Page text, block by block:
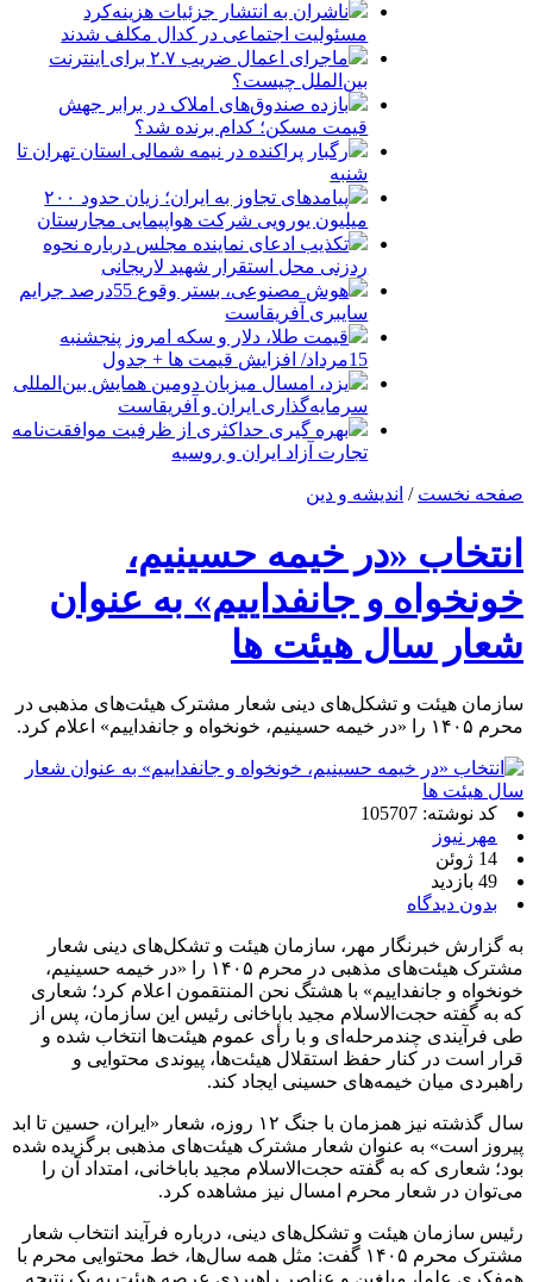
ناشران به انتشار جزئیات هزینه‌کرد
مسئولیت اجتماعی در کدال مکلف شدند
ماجرای اعمال ضریب ۲.۷ برای اینترنت
بین‌الملل چیست؟
بازده صندوق‌های املاک در برابر جهش
قیمت مسکن؛ کدام برنده شد؟
رگبار پراکنده در نیمه شمالی استان تهران تا
شنبه
پیامدهای تجاوز به ایران؛ زیان حدود ۲۰۰
میلیون یورویی شرکت هواپیمایی مجارستان
تکذیب ادعای نماینده مجلس درباره نحوه
ردزنی محل استقرار شهید لاریجانی
هوش مصنوعی، بستر وقوع 55درصد جرایم
سایبری آفریقاست
قیمت طلا، دلار و سکه امروز پنجشنبه
15مرداد/ افزایش قیمت ها + جدول
یزد، امسال میزبان دومین همایش بین‌المللی
سرمایه‌گذاری ایران و آفریقاست
بهره گیری حداکثری از ظرفیت موافقت‌نامه
تجارت آزاد ایران و روسیه
صفحه نخست / اندیشه و دین
انتخاب «در خیمه حسینیم،
خونخواه و جانفداییم» به عنوان
شعار سال هیئت ها
سازمان هیئت و تشکل‌های دینی شعار مشترک هیئت‌های مذهبی در
محرم ۱۴۰۵ را «در خیمه حسینیم، خونخواه و جانفداییم» اعلام کرد.
کد نوشته: 105707
مهر نیوز
14 ژوئن
49 بازدید
بدون دیدگاه
به گزارش خبرنگار مهر، سازمان هیئت و تشکل‌های دینی شعار
مشترک هیئت‌های مذهبی در محرم ۱۴۰۵ را «در خیمه حسینیم،
خونخواه و جانفداییم» با هشتگ نحن المنتقمون اعلام کرد؛ شعاری
که به گفته حجت‌الاسلام مجید باباخانی رئیس این سازمان، پس از
طی فرآیندی چندمرحله‌ای و با رأی عموم هیئت‌ها انتخاب شده و
قرار است در کنار حفظ استقلال هیئت‌ها، پیوندی محتوایی و
راهبردی میان خیمه‌های حسینی ایجاد کند.
سال گذشته نیز همزمان با جنگ ۱۲ روزه، شعار «ایران، حسین تا ابد
پیروز است» به عنوان شعار مشترک هیئت‌های مذهبی برگزیده شده
بود؛ شعاری که به گفته حجت‌الاسلام مجید باباخانی، امتداد آن را
می‌توان در شعار محرم امسال نیز مشاهده کرد.
رئیس سازمان هیئت و تشکل‌های دینی، درباره فرآیند انتخاب شعار
مشترک محرم ۱۴۰۵ گفت: مثل همه سال‌ها، خط محتوایی محرم با